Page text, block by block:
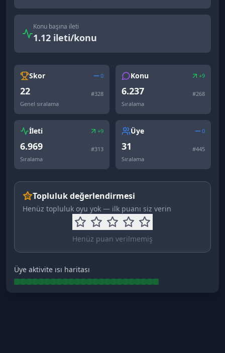
Konu başına ileti
1.12 ileti/konu
Skor 0
22 #328
Genel sıralama
Konu +9
6.237 #268
Sıralama
İleti +9
6.969 #313
Sıralama
Üye 0
31 #445
Sıralama
Topluluk değerlendirmesi
Henüz topluluk oyu yok — ilk puanı siz verin
Henüz puan verilmemiş
Üye aktivite ısı haritası